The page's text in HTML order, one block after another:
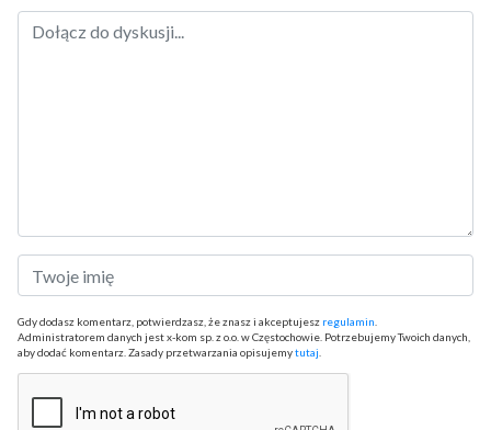
Gdy dodasz komentarz, potwierdzasz, że znasz i akceptujesz regulamin
Administratorem danych jest x-kom sp. z o.o. w Częstochowie. Potrzebujemy Twoich danych,
aby dodać komentarz. Zasady przetwarzania opisujemytutaj